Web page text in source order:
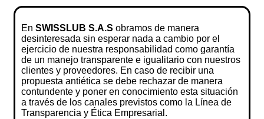
En SWISSLUB S.A.S obramos de manera
desinteresada sin esperar nada a cambio por el
ejercicio de nuestra responsabilidad como garantía
de un manejo transparente e igualitario con nuestros
clientes y proveedores. En caso de recibir una
propuesta antiética se debe rechazar de manera
contundente y poner en conocimiento esta situación
a través de los canales previstos como la Línea de
Transparencia y Ética Empresarial.